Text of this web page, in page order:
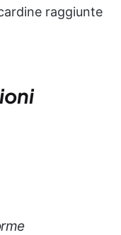
raggiunte